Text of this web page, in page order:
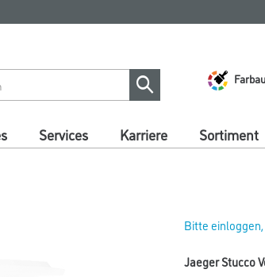
Services Karriere Sortiment
Bitte
Jaeger Stucco